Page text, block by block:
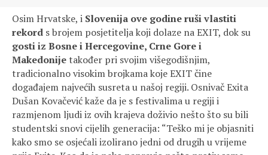
Osim Hrvatske, i Slovenija ove godine ruši vlastiti
rekord s brojem posjetitelja koji dolaze na EXIT, dok su
gosti iz Bosne i Hercegovine, Crne Gore i
Makedonijetakođer pri svojim višegodišnjim,
tradicionalno visokim brojkama koje EXIT čine
događajem najvećih susreta u našoj regiji. Osnivač Exita
Dušan Kovačević kaže da je s festivalima u regiji i
razmjenom ljudi iz ovih krajeva doživio nešto što su bili
studentski snovi cijelih generacija: “Teško mi je objasniti
kako smo se osjećali izolirano jedni od drugih u vrijeme